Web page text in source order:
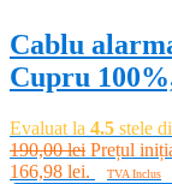
Cablu
Cupru
Evaluat la 4.5 stele
190,00lei Prețul
166,98 lei.
TVA Inclus